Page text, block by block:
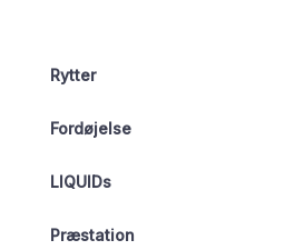
Rytter
Fordøjelse
LIQUIDs
Præstation